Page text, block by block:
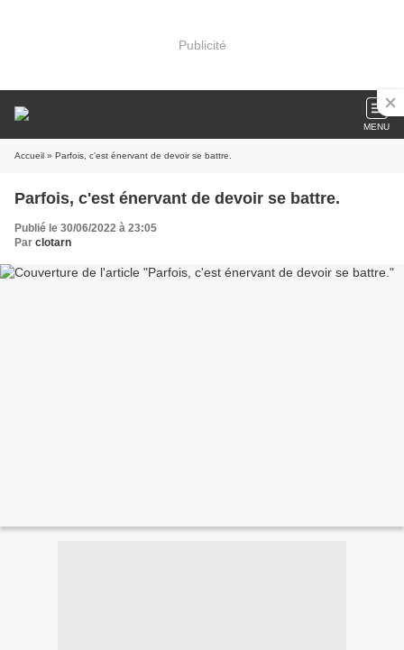
Publicité
MENU
Accueil » Parfois, c'est énervant de devoir se battre.
Parfois, c'est énervant de devoir se battre.
Publié le 30/06/2022 à 23:05
Par clotarn